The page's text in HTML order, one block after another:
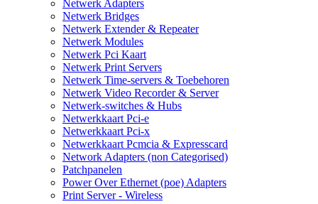
Netwerk Adapters
Netwerk Bridges
Netwerk Extender & Repeater
Netwerk Modules
Netwerk Pci Kaart
Netwerk Print Servers
Netwerk Time-servers & Toebehoren
Netwerk Video Recorder & Server
Netwerk-switches & Hubs
Netwerkkaart Pci-e
Netwerkkaart Pci-x
Netwerkkaart Pcmcia & Expresscard
Network Adapters (non Categorised)
Patchpanelen
Power Over Ethernet (poe) Adapters
Print Server - Wireless